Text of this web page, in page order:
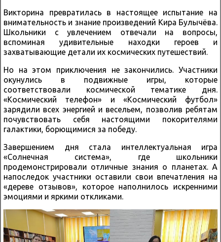
Викторина превратилась в настоящее испытание на
внимательность и знание произведений Кира Булычёва.
Школьники с увлечением отвечали на вопросы,
вспоминая удивительные находки героев и
захватывающие детали их космических путешествий.
Но на этом приключения не закончились. Участники
окунулись в подвижные игры, которые
соответствовали космической тематике дня.
«Космический телефон» и «Космический футбол»
зарядили всех энергией и весельем, позволив ребятам
почувствовать себя настоящими покорителями
галактики, борющимися за победу.
Завершением дня стала интеллектуальная игра
«Солнечная система», где школьники
продемонстрировали отличные знания о планетах. А
напоследок участники оставили свои впечатления на
«дереве отзывов», которое наполнилось искренними
эмоциями и яркими откликами.